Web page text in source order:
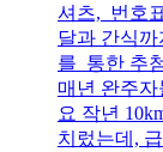
셔츠, 번호
달과 간식
를 통한 추
매년 완주
요 작년
치렀는데,